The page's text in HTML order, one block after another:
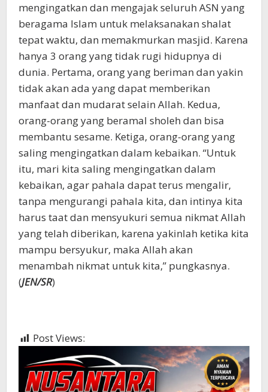
mengingatkan dan mengajak seluruh ASN yang
beragama Islam untuk melaksanakan shalat
tepat waktu, dan memakmurkan masjid. Karena
hanya 3 orang yang tidak rugi hidupnya di
dunia. Pertama, orang yang beriman dan yakin
tidak akan ada yang dapat memberikan
manfaat dan mudarat selain Allah. Kedua,
orang-orang yang beramal sholeh dan bisa
membantu sesame. Ketiga, orang-orang yang
saling mengingatkan dalam kebaikan. “Untuk
itu, mari kita saling mengingatkan dalam
kebaikan, agar pahala dapat terus mengalir,
tanpa mengurangi pahala kita, dan intinya kita
harus taat dan mensyukuri semua nikmat Allah
yang telah diberikan, karena yakinlah ketika kita
mampu bersyukur, maka Allah akan
menambah nikmat untuk kita,” pungkasnya.
(JEN/SR)
Post Views: